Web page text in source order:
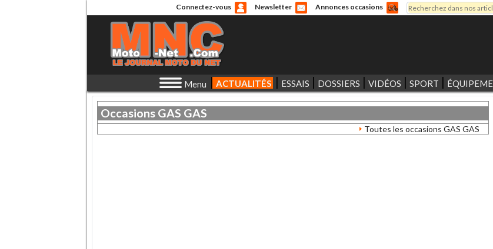
Connectez-vous Newsletter Annonces occasions
Formulaire de
Rechercher
Menu ACTUALITÉS ESSAIS DOSSIERS VIDÉOS SPORT
Occasions GAS GAS
Toutes les occasions GAS GAS